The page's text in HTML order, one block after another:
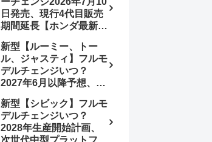
【トヨタ最新情報】
2026年6月一部改良済
み、消費税込価格559万
9000円から
日発売、現行4代目販売
期間延長【ホンダ最新情
いつ？フルモデルチェン
ジは2029年頃まで遅れ
る予想
新型【ルーミー、トー
ル、ジャスティ】フルモ
デルチェンジいつ？
2027年6月以降予想、ビ
う無い？【トヨタ最新情
報】1.2Lハイブリッド追
加は次期型に期待
新型【シビック】フルモ
デルチェンジいつ？
2028年生産開始計画、
次世代中型プラットフォ